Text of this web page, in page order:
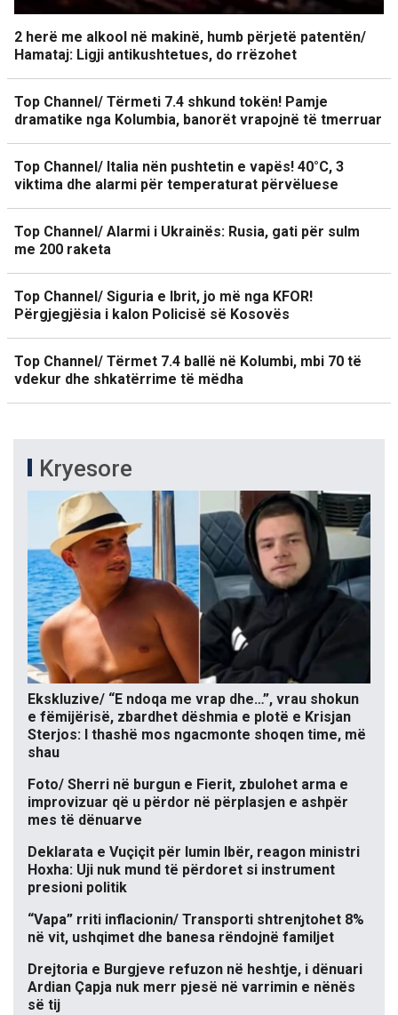
2 herë me alkool në makinë, humb përjetë patentën/
Hamataj: Ligji antikushtetues, do rrëzohet
Top Channel/ Tërmeti 7.4 shkund tokën! Pamje
dramatike nga Kolumbia, banorët vrapojnë të tmerruar
Top Channel/ Italia nën pushtetin e vapës! 40°C, 3
viktima dhe alarmi për temperaturat përvëluese
Top Channel/ Alarmi i Ukrainës: Rusia, gati për sulm
me 200 raketa
Top Channel/ Siguria e Ibrit, jo më nga KFOR!
Përgjegjësia i kalon Policisë së Kosovës
Top Channel/ Tërmet 7.4 ballë në Kolumbi, mbi 70 të
vdekur dhe shkatërrime të mëdha
Kryesore
Ekskluzive/ “E ndoqa me vrap dhe…”, vrau shokun
e fëmijërisë, zbardhet dëshmia e plotë e Krisjan
Sterjos: I thashë mos ngacmonte shoqen time, më
shau
Foto/ Sherri në burgun e Fierit, zbulohet arma e
improvizuar që u përdor në përplasjen e ashpër
mes të dënuarve
Deklarata e Vuçiçit për lumin Ibër, reagon ministri
Hoxha: Uji nuk mund të përdoret si instrument
presioni politik
“Vapa” rriti inflacionin/ Transporti shtrenjtohet 8%
në vit, ushqimet dhe banesa rëndojnë familjet
Drejtoria e Burgjeve refuzon në heshtje, i dënuari
Ardian Çapja nuk merr pjesë në varrimin e nënës
së tij